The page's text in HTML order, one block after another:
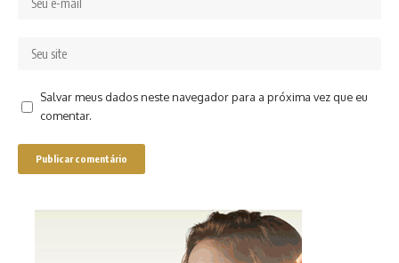
Salvar meus dados neste navegador para a próxima vez que eu
comentar.